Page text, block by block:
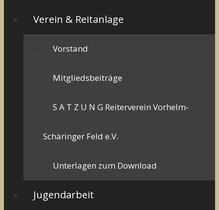
Verein & Reitanlage
Vorstand
Mitgliedsbeiträge
S A T Z U N G Reiterverein Vorhelm-
Schäringer Feld e.V.
Unterlagen zum Download
Jugendarbeit